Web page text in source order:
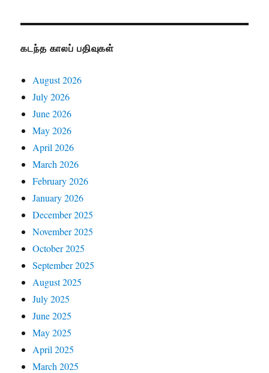
கடந்த காலப் பதிவுகள்
August 2026
July 2026
June 2026
May 2026
April 2026
March 2026
February 2026
January 2026
December 2025
November 2025
October 2025
September 2025
August 2025
July 2025
June 2025
May 2025
April 2025
March 2025